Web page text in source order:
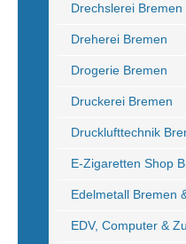
Drechslerei Bremen
Dreherei Bremen
Drogerie Bremen
Druckerei Bremen
Drucklufttechnik
E-Zigaretten Shop
Edelmetall Bremen
EDV, Computer &